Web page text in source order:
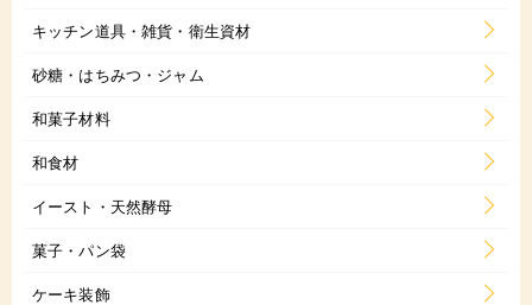
キッチン道具・雑貨・衛生資材
砂糖・はちみつ・ジャム
和菓子材料
和食材
イースト・天然酵母
菓子・パン袋
ケーキ装飾